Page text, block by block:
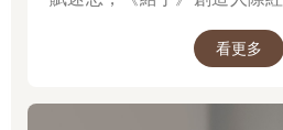
的人在朋友面前口若懸河，在會議上
下聊起工作常常是有條有理，開會時
看更多